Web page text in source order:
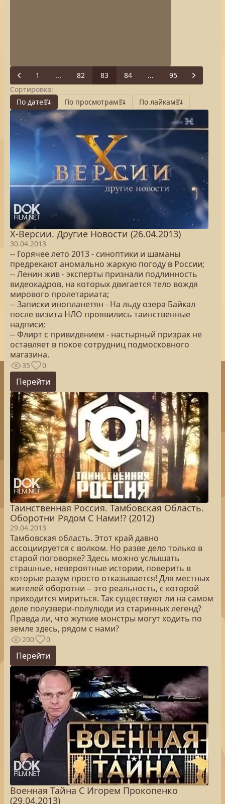
Previous
1 ... 82 83 84 ... 95
Next
Сортировка:
По дате
По просмотрам По лайкам
Х-Версии. Другие Новости (26.04.2013)
30.04.2013
-- Горячее лето 2013 - синоптики и шаманы
предрекают аномально жаркую погоду в России;
-- Ленин жив - эксперты признали подлинность
видеокадров, на которых двигается тело вождя
мирового пролетариата;
-- Записки инопланетян - На льду озера Байкал
после визита НЛО проявились таинственные
надписи;
-- Флирт с привидением - настырный призрак не
оставляет в покое сотрудниц подмосковного
магазина.
35 0
Перейти
Таинственная Россия. Тамбовская Область.
Оборотни Рядом С Нами!? (2012)
29.04.2013
Тамбовская область. Этот край давно
ассоциируется с волком. Но разве дело только в
старой поговорке? Здесь можно услышать
страшные, невероятные истории, поверить в
которые разум просто отказывается! Для местных
жителей оборотни -- это реальность, с которой
приходится мириться. Так существуют ли на самом
деле полузвери-полулюди из старинных легенд?
Правда ли, что жуткие монстры могут ходить по
земле здесь, рядом с нами?
200 0
Перейти
Военная Тайна С Игорем Прокопенко
(29.04.2013)